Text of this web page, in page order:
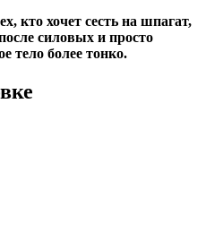
кто хочет сесть на шпагат,
силовых и просто
тело более тонко.